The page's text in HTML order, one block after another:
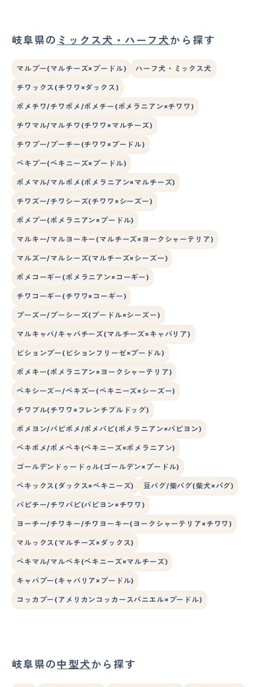
岐阜県の ミックス犬・ハーフ犬から探す
マルプー(マルチーズ×プードル) ハーフ犬・ミックス犬
チワックス(チワワ×ダックス)
ポメチワ/チワポメ/ポメチー(ポメラニアン×チワワ)
チワマル/マルチワ(チワワ×マルチーズ)
チワプー/プーチー(チワワ×プードル)
ペキプー(ペキニーズ×プードル)
ポメマル/マルポメ(ポメラニアン×マルチーズ)
チワズー/チワシーズ(チワワ×シーズー)
ポメプー(ポメラニアン×プードル)
マルキー/マルヨーキー(マルチーズ×ヨークシャーテリア)
マルズー/マルシーズ(マルチーズ×シーズー)
ポメコーギー(ポメラニアン×コーギー)
チワコーギー(チワワ×コーギー)
プーズー/プーシーズ(プードル×シーズー)
マルキャバ/キャバチーズ(マルチーズ×キャバリア)
ビションプー(ビションフリーゼ×プードル)
ポメキー(ポメラニアン×ヨークシャーテリア)
ペキシーズー/ペキズー(ペキニーズ×シーズー)
チワブル(チワワ×フレンチブルドッグ)
ポメヨン/パピポメ/ポメパピ(ポメラニアン×パピヨン)
ペキポメ/ポメペキ(ペキニーズ×ポメラニアン)
ゴールデンドゥードゥル(ゴールデン×プードル)
ペキックス(ダックス×ペキニーズ) 豆パグ/柴パグ(柴犬×パグ)
パピチー/チワパピ(パピヨン×チワワ)
ヨーチー/チワキー/チワヨーキー(ヨークシャーテリア×チワワ)
マルックス(マルチーズ×ダックス)
ペキマル/マルペキ(ペキニーズ×マルチーズ)
キャバプー(キャバリア×プードル)
コッカプー(アメリカンコッカースパニエル×プードル)
岐阜県の中型犬から探す